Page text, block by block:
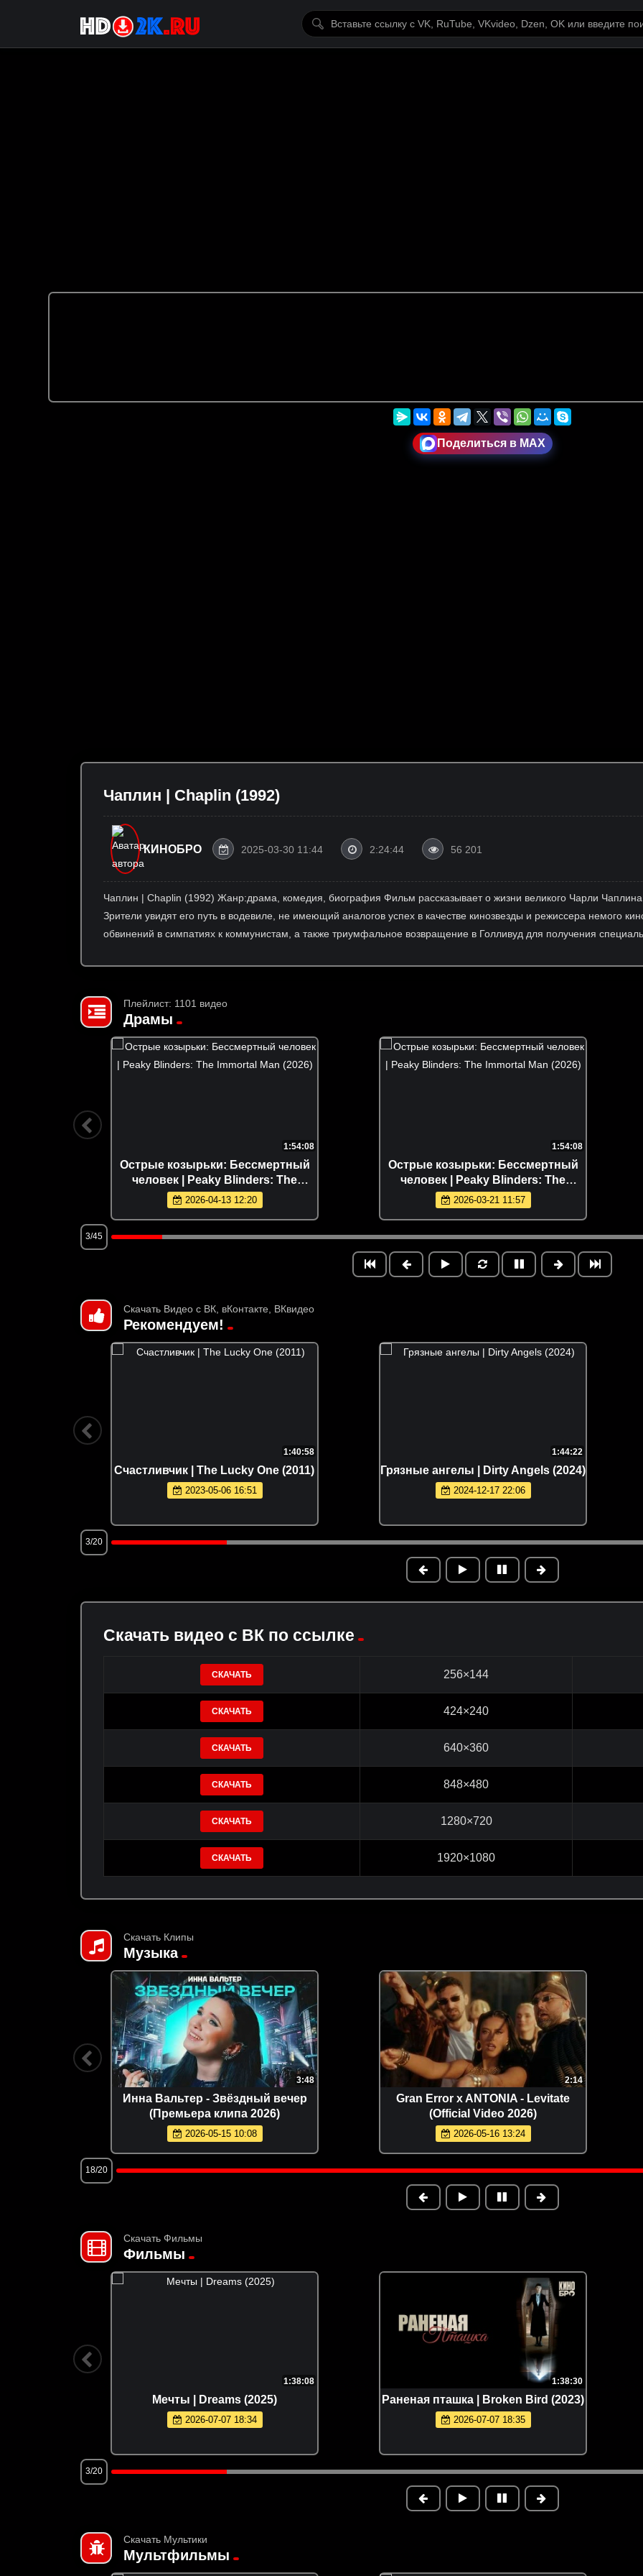
Поделиться в MAX
Чаплин | Chaplin (1992)
КИНОБРО 2025-03-30 11:44 2:24:44 56 201
Чаплин | Chaplin (1992) Жанр:драма, комедия, биография Фильм рассказывает о жизни великого Чарли Чаплина,
Зрители увидят его путь в водевиле, не имеющий аналогов успех в качестве кинозвезды и режиссера немого
обвинений в симпатиях к коммунистам, а также триумфальное возвращение в Голливуд для получения
Плейлист: 1101 видео
Драмы
1:54:08
Острые козырьки: Бессмертный
человек | Peaky Blinders: The
Immortal Man (2026)
2026-04-13 12:20
1:54:08
Острые козырьки: Бессмертный
человек | Peaky Blinders: The
Immortal Man (2026)
2026-03-21 11:57
3/45
Скачать Видео с ВК, вКонтакте, ВКвидео
Рекомендуем!
1:40:58
Счастливчик | The Lucky One (2011)
2023-05-06 16:51
1:44:22
Грязные ангелы | Dirty Angels (2024)
2024-12-17 22:06
3/20
Скачать видео с ВК по ссылке
СКАЧАТЬ 256×144
СКАЧАТЬ 424×240
СКАЧАТЬ 640×360
СКАЧАТЬ 848×480
СКАЧАТЬ 1280×720
СКАЧАТЬ 1920×1080
Скачать Клипы
Музыка
3:48
Инна Вальтер - Звёздный вечер
(Премьера клипа 2026)
2026-05-15 10:08
2:14
Gran Error x ANTONIA - Levitate
(Official Video 2026)
2026-05-16 13:24
18/20
Скачать Фильмы
Фильмы
1:38:08
Мечты | Dreams (2025)
2026-07-07 18:34
1:38:30
Раненая пташка | Broken Bird (2023)
2026-07-07 18:35
3/20
Скачать Мультики
Мультфильмы